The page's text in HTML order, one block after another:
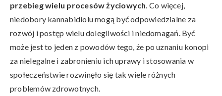
przebieg wielu procesów życiowych. Co więcej,
niedobory kannabidiolu mogą być odpowiedzialne za
rozwój i postęp wielu dolegliwości i niedomagań. Być
może jest to jeden z powodów tego, że po uznaniu konopi
za nielegalne i zabronieniu ich uprawy i stosowania w
społeczeństwie rozwinęło się tak wiele różnych
problemów zdrowotnych.